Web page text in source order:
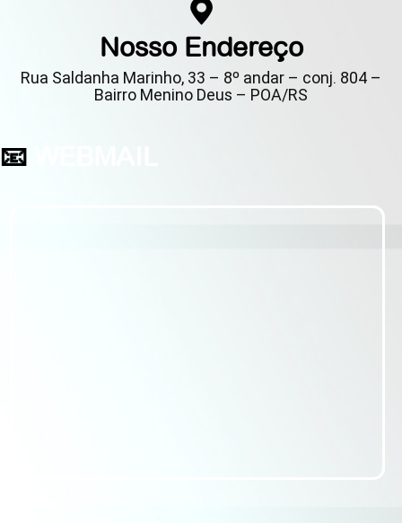
Nosso Endereço
Rua Saldanha Marinho, 33 – 8º andar – conj. 804 –
Bairro Menino Deus – POA/RS
📧